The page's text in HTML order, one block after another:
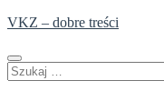
Skip
content
VKZ – dobre treści
Szukaj: